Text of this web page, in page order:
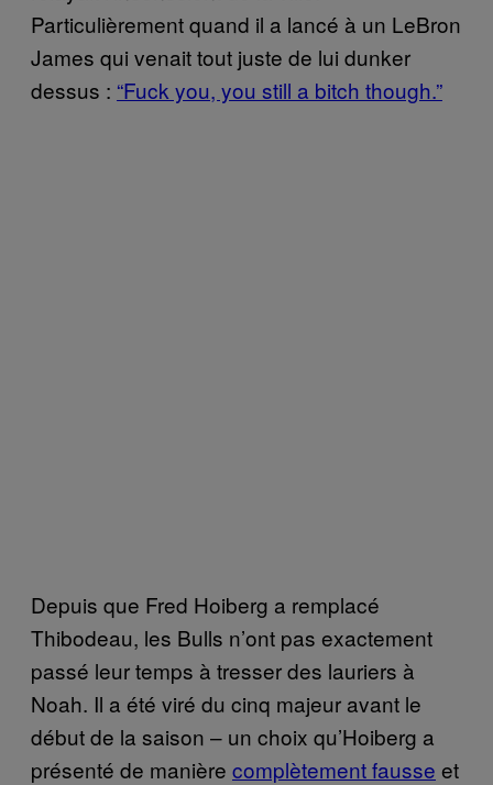
Particulièrement quand il a lancé à un LeBron
James qui venait tout juste de lui dunker
dessus : “Fuck you, you still a bitch though.”
Depuis que Fred Hoiberg a remplacé
Thibodeau, les Bulls n’ont pas exactement
passé leur temps à tresser des lauriers à
Noah. Il a été viré du cinq majeur avant le
début de la saison – un choix qu’Hoiberg a
présenté de manière complètement fausse et